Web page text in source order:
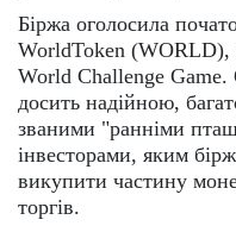
Біржа оголосила
WorldToken (WORLD),
World Challenge Game.
досить надійною,
званими "ранніми
інвесторами, яким
викупити частину
торгів.